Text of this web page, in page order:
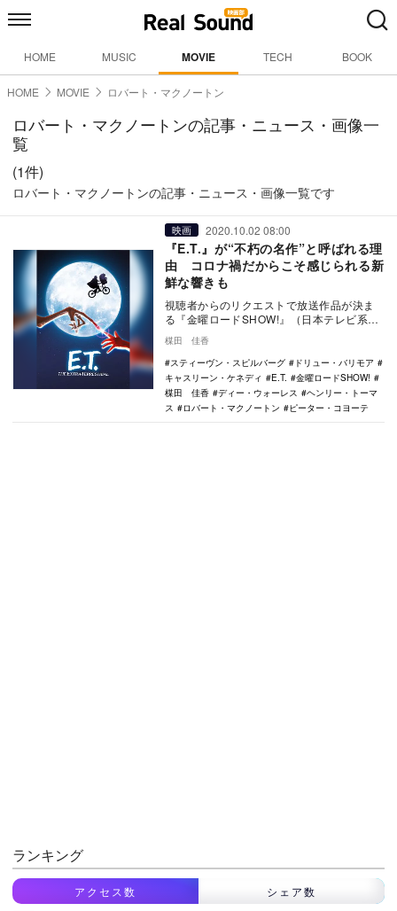
HOME MUSIC MOVIE TECH BOOK
HOME MOVIE ロバート・マクノートン
ロバート・マクノートンの記事・ニュース・画像一
覧
(1件)
ロバート・マクノートンの記事・ニュース・画像一覧です
映画 2020.10.02 08:00
『E.T.』が“不朽の名作”と呼ばれる理
由 コロナ禍だからこそ感じられる新
鮮な響きも
視聴者からのリクエストで放送作品が決ま
る『金曜ロードSHOW!』（日本テレビ系）
リクエスト企画第3弾で、映画『E.T.』が10
月…
楳田 佳香
スティーヴン・スピルバーグ
ドリュー・バリモア
キャスリーン・ケネディ
E.T.
金曜ロードSHOW!
楳田 佳香
ディー・ウォーレス
ヘンリー・トーマ
ス
ロバート・マクノートン ピーター・コヨーテ
ランキング
アクセス数 シェア数